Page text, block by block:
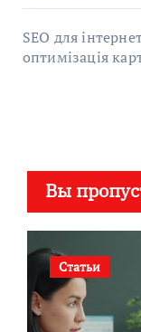
SEO для
оптимізація
Вы
Статьи